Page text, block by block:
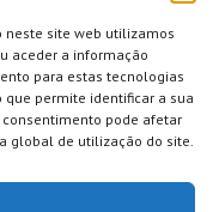
neste site web utilizamos
aceder a informação
para estas tecnologias
permite identificar a sua
pode afetar
global de utilização do site.